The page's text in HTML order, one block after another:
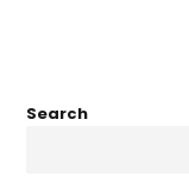
Search